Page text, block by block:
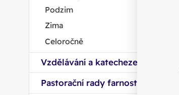
Podzim
Zima
Celoročně
Vzdělávání a katecheze
Pastorační rady farnosti